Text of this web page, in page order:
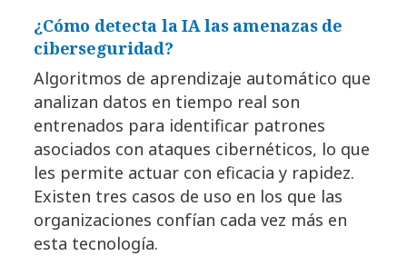
¿Cómo detecta la IA las amenazas de
ciberseguridad?
Algoritmos de aprendizaje automático que
analizan datos en tiempo real son
entrenados para identificar patrones
asociados con ataques cibernéticos, lo que
les permite actuar con eficacia y rapidez.
Existen tres casos de uso en los que las
organizaciones confían cada vez más en
esta tecnología.